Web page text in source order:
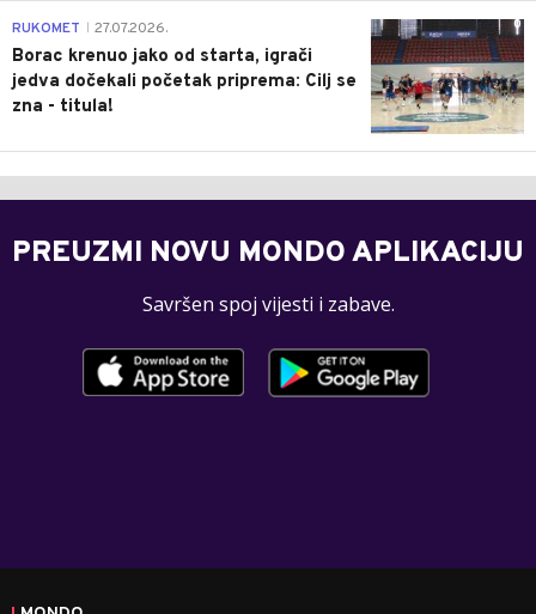
0
RUKOMET 27.07.2026.
Borac krenuo jako od starta, igrači
jedva dočekali početak priprema: Cilj se
zna - titula!
PREUZMI NOVU MONDO APLIKACIJU
Savršen spoj vijesti i zabave.